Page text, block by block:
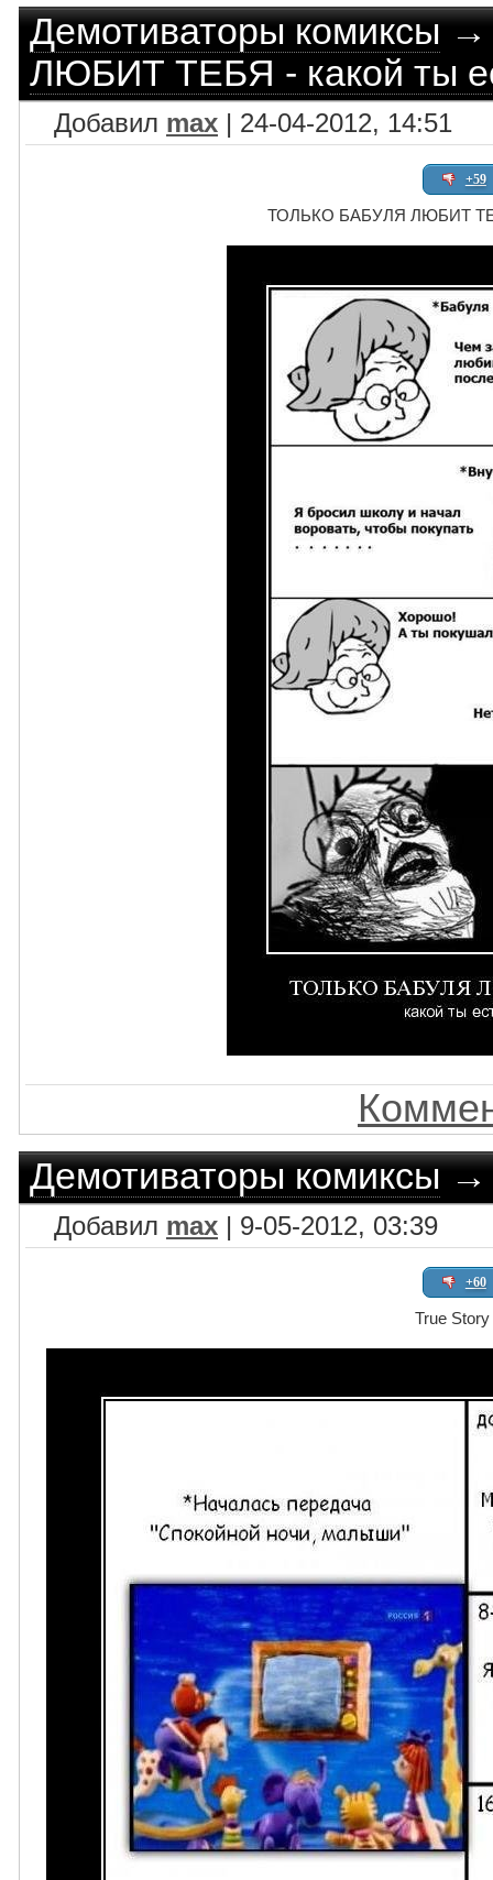
Демотиваторы комиксы
ЛЮБИТ ТЕБЯ - какой ты
Добавил max | 24-04-2012, 14:51
+59
ТОЛЬКО БАБУЛЯ ЛЮБИТ
Демотиваторы комиксы
Добавил max | 9-05-2012, 03:39
+60
True Story